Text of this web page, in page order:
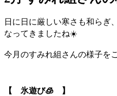
日に日に厳しい寒さも和らぎ
なってきましたね☀️
今月のすみれ組さんの様子を
【 氷遊び🧊 】